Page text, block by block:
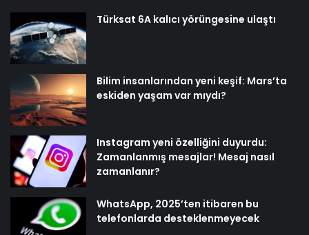
Türksat 6A kalıcı yörüngesine ulaştı
Bilim insanlarından yeni keşif: Mars’ta
eskiden yaşam var mıydı?
Instagram yeni özelliğini duyurdu:
Zamanlanmış mesajlar! Mesaj nasıl
zamanlanır?
WhatsApp, 2025’ten itibaren bu
telefonlarda desteklenmeyecek